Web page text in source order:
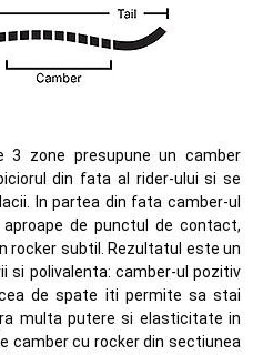
zone presupune un camber
din fata al rider-ului si se
In partea din fata camber-ul
de punctul de contact,
rocker subtil. Rezultatul este un
si polivalenta: camber-ul pozitiv
de spate iti permite sa stai
multa putere si elasticitate in
camber cu rocker din sectiunea